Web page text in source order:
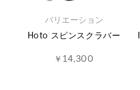
バリエーション
Hoto スピンスクラバー
￥14,300